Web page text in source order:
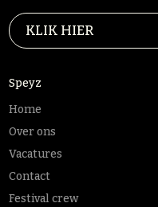
KLIK HIER
Speyz
Home
Over ons
Vacatures
Contact
Festival crew